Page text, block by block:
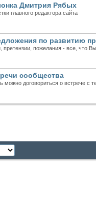
Дмитрия Рябых
главного редактора сайта
по развитию
претензии, пожелания - все, что
сообщества
можно договориться о встрече с